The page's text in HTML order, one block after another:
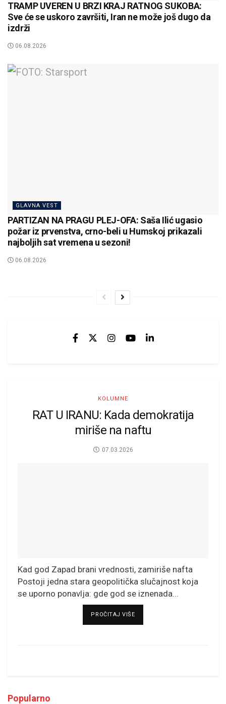
TRAMP UVEREN U BRZI KRAJ RATNOG SUKOBA:
Sve će se uskoro završiti, Iran ne može još dugo da
izdrži
06.08.2026
GLAVNA VEST
PARTIZAN NA PRAGU PLEJ-OFA: Saša Ilić ugasio
požar iz prvenstva, crno-beli u Humskoj prikazali
najboljih sat vremena u sezoni!
06.08.2026
KOLUMNE
RAT U IRANU: Kada demokratija
miriše na naftu
07.03.2026
Kad god Zapad brani vrednosti, zamiriše nafta
Postoji jedna stara geopolitička slučajnost koja
se uporno ponavlja: gde god se iznenada...
PROČITAJ VIŠEDETAILS
Popularno